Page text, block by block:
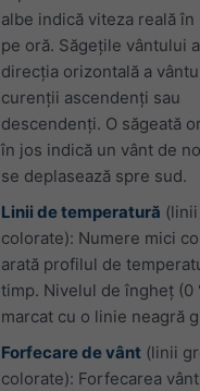
albe indică viteza reală
pe oră. Săgețile vântului
direcția orizontală a
curenții ascendenți sau
descendenți. O săgeată
în jos indică un vânt de
se deplasează spre sud.
Linii de temperatură
colorate): Numere mici
arată profilul de
timp. Nivelul de îngheț (0
marcat cu o linie neagră
Forfecare de vânt (linii
colorate): Forfecarea